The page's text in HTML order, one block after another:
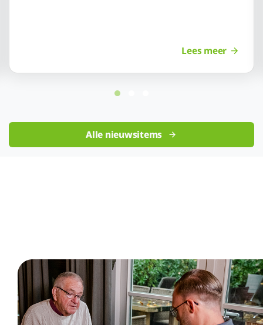
Lees meer
Alle nieuwsitems